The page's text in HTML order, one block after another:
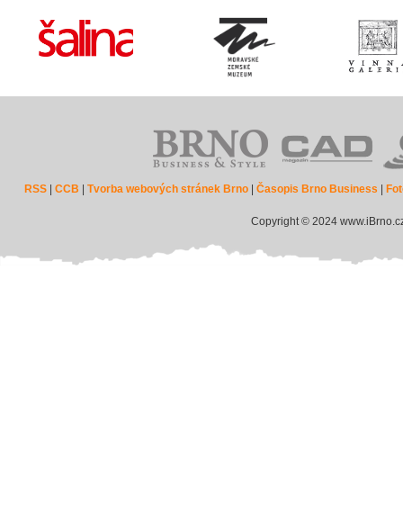
RSS |CCB |Tvorba webových stránek Brno |Časopis Brno Business
Copyright © 2024